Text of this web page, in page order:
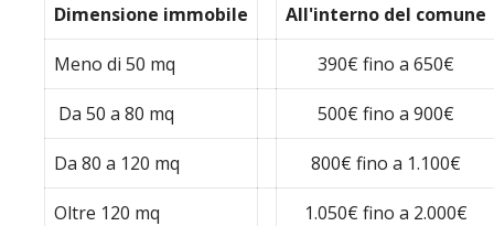
Dimensione immobile All'interno del comune
Meno di 50 mq 390€ fino a 650€
Da 50 a 80 mq 500€ fino a 900€
Da 80 a 120 mq 800€ fino a 1.100€
Oltre 120 mq 1.050€ fino a 2.000€